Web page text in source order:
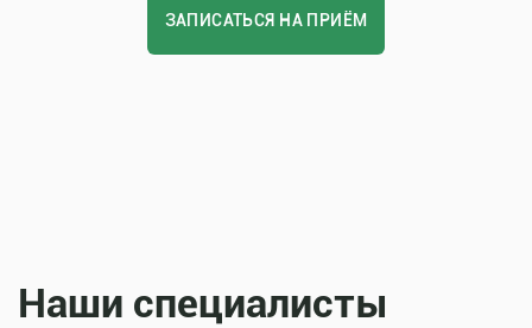
ЗАПИСАТЬСЯ НА ПРИЁМ
Наши специалисты